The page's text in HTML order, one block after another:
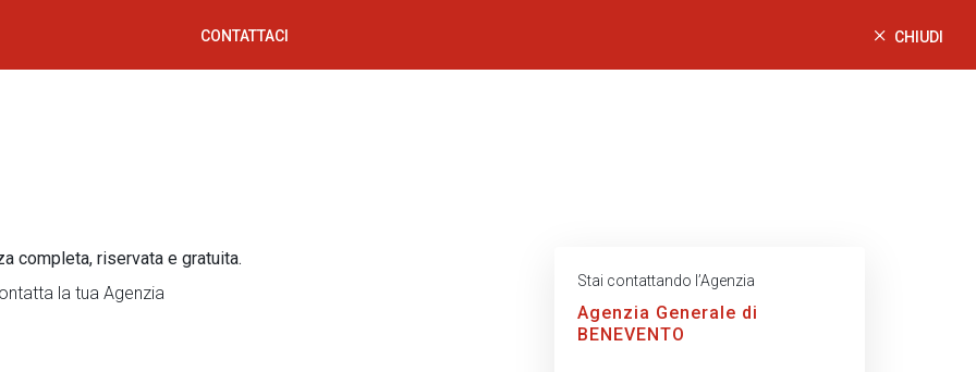
CONTATTACI CHIUDI
completa, riservata e gratuita.
la tua Agenzia
Stai contattando l’Agenzia
Agenzia Generale di
BENEVENTO